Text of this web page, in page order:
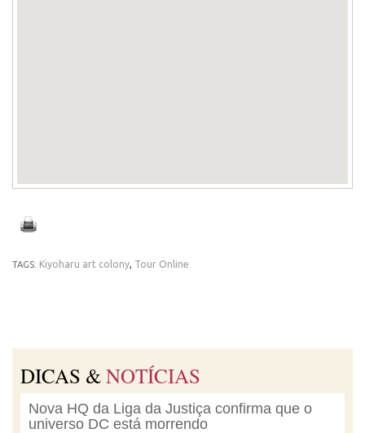
TAGS: Kiyoharu art colony, Tour Online
DICAS &NOTÍCIAS
Nova HQ da Liga da Justiça confirma que o
universo DC está morrendo